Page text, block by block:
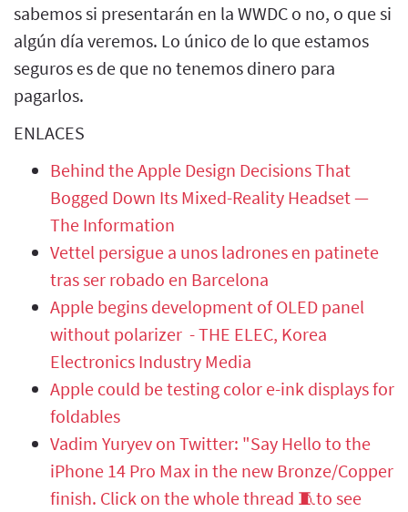
sabemos si presentarán en la WWDC o no, o que si
algún día veremos. Lo único de lo que estamos
seguros es de que no tenemos dinero para
pagarlos.
ENLACES
Behind the Apple Design Decisions That
Bogged Down Its Mixed-Reality Headset —
The Information
Vettel persigue a unos ladrones en patinete
tras ser robado en Barcelona
Apple begins development of OLED panel
without polarizer - THE ELEC, Korea
Electronics Industry Media
Apple could be testing color e-ink displays for
foldables
Vadim Yuryev on Twitter: "Say Hello to the
iPhone 14 Pro Max in the new Bronze/Copper
finish. Click on the whole thread 🧵to see